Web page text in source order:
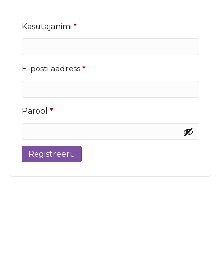
Kasutajanimi *Nõutud
E-posti aadress *Nõutud
Parool *Nõutud
Registreeru